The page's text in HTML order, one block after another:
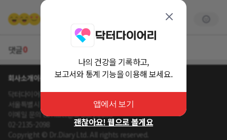
댓글0
회사소개이용약관개인정보 처리방침
닥터다이어리 대표 : 송제윤
서울특별시 강남구 테헤란로 416 연봉빌딩 8층
이메일 문의 contact@drdiary.co.kr
02-2135-2098
Copyright © Dr.Diary Ltd. All rights reserved.
나의 건강을 기록하고,
보고서와 통계 기능을 이용해 보세요.
앱에서 보기
괜찮아요! 웹으로 볼게요